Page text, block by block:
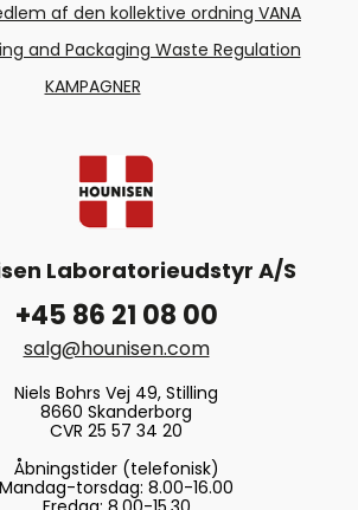
af den kollektive ordning VANA
and Packaging Waste Regulation
KAMPAGNER
Laboratorieudstyr A/S
+45 86 21 08 00
salg@hounisen.com
Niels Bohrs Vej 49, Stilling
8660 Skanderborg
CVR 25 57 34 20
Åbningstider (telefonisk)
Mandag-torsdag: 8.00-16.00